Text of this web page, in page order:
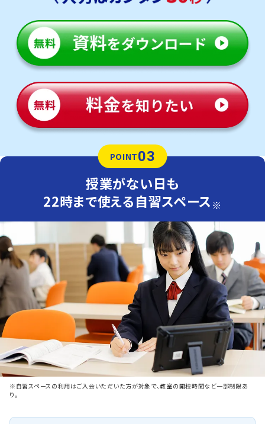
POINT03
授業がない日も
22時まで使える自習スペース ※
※自習スペースの利用はご入会いただいた方が対象で、教室の開校時間など一部制限あ
り。